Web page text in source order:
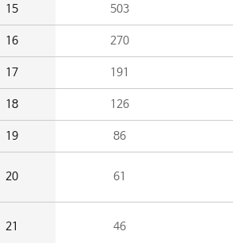
15 503
16 270
17 191
18 126
19 86
20 61
21 46